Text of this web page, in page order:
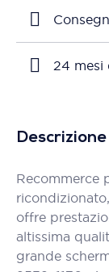
24 mesi
Descrizione
Recommerce
offre
altissima
grande